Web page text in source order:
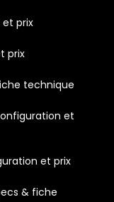
prix
prix
technique
et
et prix
& fiche